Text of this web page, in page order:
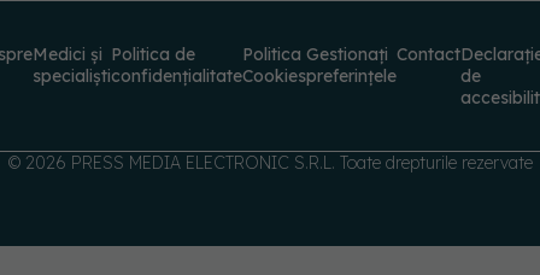
Medici și
specialiști
Politica de
confidențialitate
Politica
Cookies
Gestionați
preferințele
Contact
de
© 2026 PRESS MEDIA ELECTRONIC S.R.L. Toate drepturile rezervate